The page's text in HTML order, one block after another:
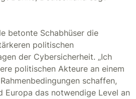
betonte Schabhüser die
politischen
der Cybersicherheit. „Ich
politischen Akteure an einem
schaffen,
Europa das notwendige Level an